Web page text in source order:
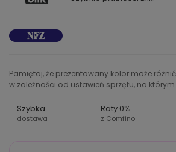
Pamiętaj, że prezentowany kolor może
w zależności od ustawień sprzętu, na którym
Szybka
dostawa
Raty 0%
z Comfino